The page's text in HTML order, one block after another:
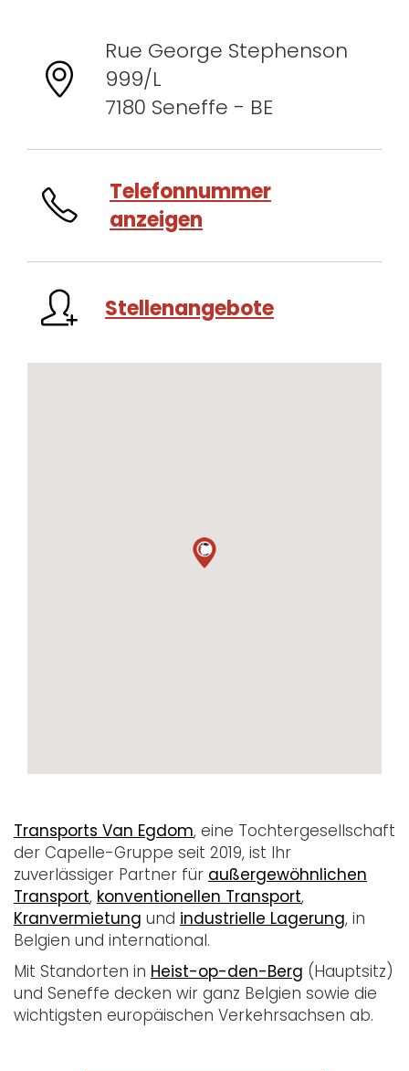
Rue George Stephenson
999/L
7180 Seneffe - BE
Telefonnummer
anzeigen
Stellenangebote
Transports Van Egdom, eine Tochtergesellschaft
der Capelle-Gruppe seit 2019, ist Ihr
zuverlässiger Partner für außergewöhnlichen
Transport, konventionellen Transport,
Kranvermietung und industrielle Lagerung, in
Belgien und international.
Mit Standorten in Heist-op-den-Berg (Hauptsitz)
und Seneffe decken wir ganz Belgien sowie die
wichtigsten europäischen Verkehrsachsen ab.